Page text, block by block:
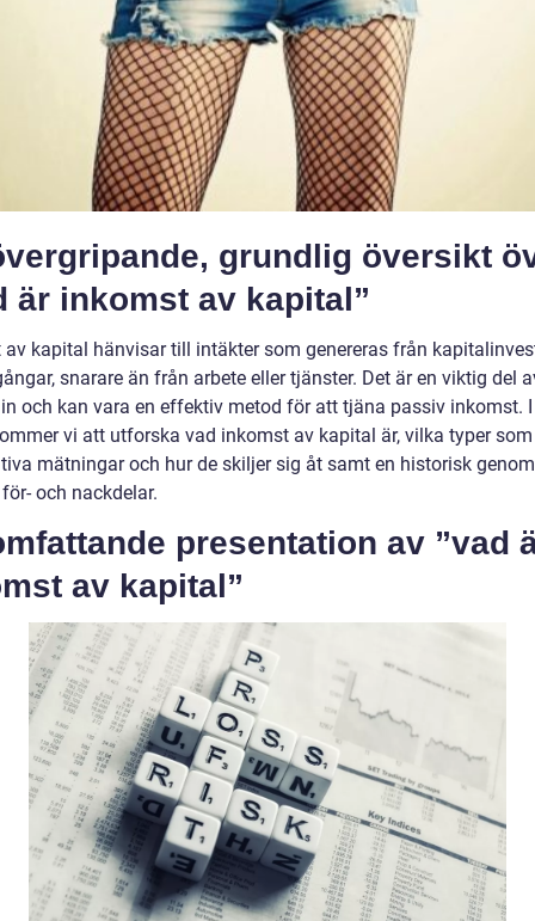
grundlig översikt
är inkomst av kapital”
av kapital hänvisar till intäkter som genereras från
snarare än från arbete eller tjänster. Det är en viktig del
och kan vara en effektiv metod för att tjäna passiv inkomst.
vi att utforska vad inkomst av kapital är, vilka typer
mätningar och hur de skiljer sig åt samt en historisk
och nackdelar.
presentation av ”vad
av kapital”